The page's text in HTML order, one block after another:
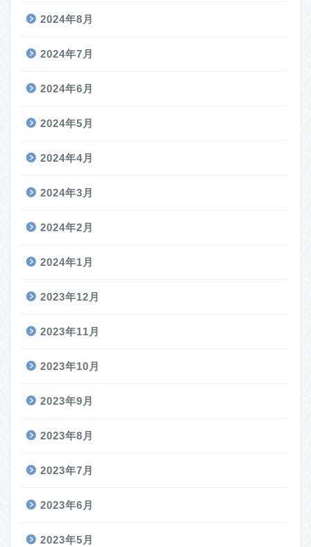
2024年8月
2024年7月
2024年6月
2024年5月
2024年4月
2024年3月
2024年2月
2024年1月
2023年12月
2023年11月
2023年10月
2023年9月
2023年8月
2023年7月
2023年6月
2023年5月